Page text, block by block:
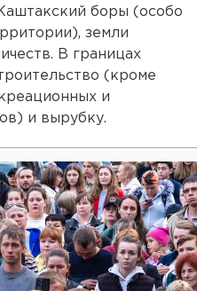
боры (особо
земли
В границах
(кроме
и
и вырубку.